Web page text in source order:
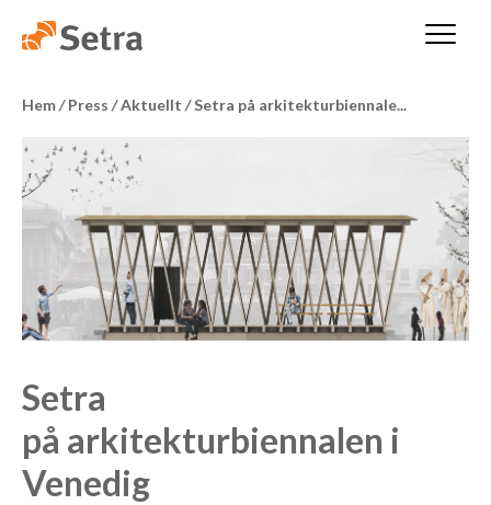
Hem/ Press /Aktuellt /Setra på arkitekturbiennale...
Setra
på arkitekturbiennalen i
Venedig